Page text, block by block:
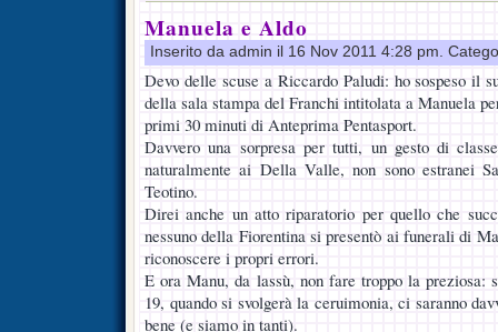
Manuela e Aldo
Inserito da admin il 16 Nov 2011 4:28 pm.
Devo delle scuse a Riccardo Paludi: ho sospeso il
della sala stampa del Franchi intitolata a Manuela
primi 30 minuti di Anteprima Pentasport.
Davvero una sorpresa per tutti, un gesto di
naturalmente ai Della Valle, non sono estranei
Teotino.
Direi anche un atto riparatorio per quello che
nessuno della Fiorentina si presentò ai funerali di
riconoscere i propri errori.
E ora Manu, da lassù, non fare troppo la preziosa:
19, quando si svolgerà la ceruimonia, ci saranno
bene (e siamo in tanti).